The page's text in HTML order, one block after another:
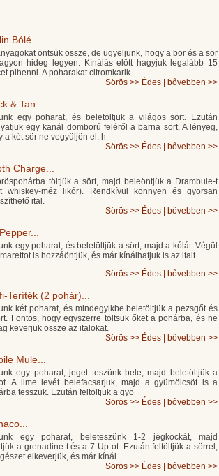
Bólé...
öntsük össze, de ügyeljünk, hogy a bor és a sör
hideg legyen. Kínálás előtt hagyjuk legalább 15
pihenni. A poharakat citromkarik
Sörös >> Édes bővebben >>
& Tan...
egy poharat, és beletöltjük a világos sört. Ezután
egy kanál domború feléről a barna sört. A lényeg,
a két sör ne vegyüljön el, h
Sörös >> Édes bővebben >>
Charge...
töltjük a sört, majd beleöntjük a Drambuie-t
whiskey-méz likőr). Rendkívül könnyen és gyorsan
ital.
Sörös >> Édes bővebben >>
egy poharat, és beletöltjük a sört, majd a kólát. Végül
is hozzáöntjük, és már kínálhatjuk is az italt.
Sörös >> Édes bővebben >>
Teríték (2 pohár)...
két poharat, és mindegyikbe beletöltjük a pezsgőt és
Fontos, hogy egyszerre töltsük őket a pohárba, és ne
keverjük össze az italokat.
Sörös >> Édes bővebben >>
Mule...
egy poharat, jeget teszünk bele, majd beletöltjük a
A lime levét belefacsarjuk, majd a gyümölcsöt is a
tesszük. Ezután feltöltjük a gyö
Sörös >> Édes bővebben >>
egy poharat, beleteszünk 1-2 jégkockát, majd
a grenadine-t és a 7-Up-ot. Ezután feltöltjük a sörrel,
elkeverjük, és már kínál
Sörös >> Édes bővebben >>